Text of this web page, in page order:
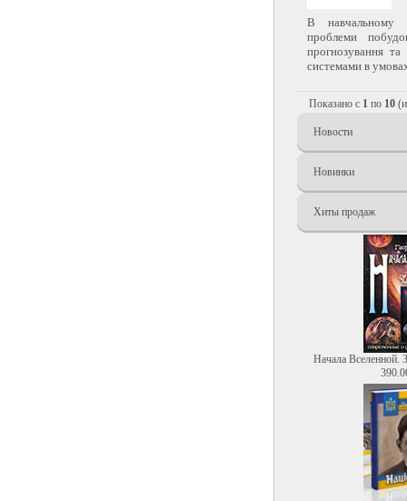
В навчальному
проблеми
прогнозування та
системами в
Показано с 1 по 10
Новости
Новинки
Хиты продаж
Начала Вселенной.